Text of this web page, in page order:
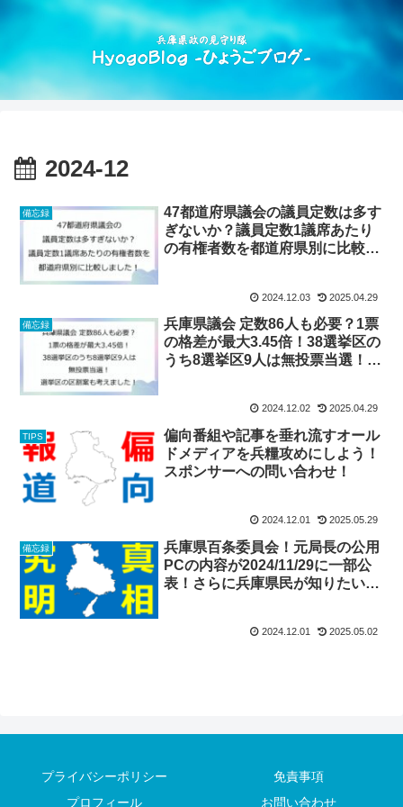
2024-12
備忘録
47都道府県議会の議員定数は多す
ぎないか？議員定数1議席あたり
の有権者数を都道府県別に比較し
2024.12.03 2025.04.29
備忘録
兵庫県議会 定数86人も必要？1票
の格差が最大3.45倍！38選挙区の
うち8選挙区9人は無投票当選！選
2024.12.02 2025.04.29
TIPS
偏向番組や記事を垂れ流すオール
ドメディアを兵糧攻めにしよう！
スポンサーへの問い合わせ！
2024.12.01 2025.05.29
備忘録
兵庫県百条委員会！元局長の公用
PCの内容が2024/11/29に一部公
表！さらに兵庫県民が知りたい情
2024.12.01 2025.05.02
プライバシーポリシー
免責事項
プロフィール
お問い合わせ